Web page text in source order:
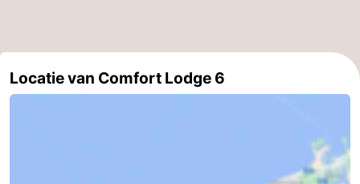
Locatie van Comfort Lodge 6